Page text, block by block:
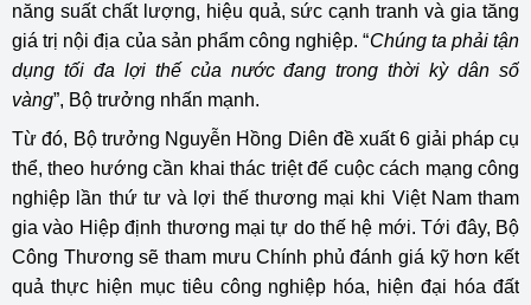
năng suất chất lượng, hiệu quả, sức cạnh tranh và gia tăng
giá trị nội địa của sản phẩm công nghiệp. “Chúng ta phải tận
dụng tối đa lợi thế của nước đang trong thời kỳ dân số
vàng”, Bộ trưởng nhấn mạnh.
Từ đó, Bộ trưởng Nguyễn Hồng Diên đề xuất 6 giải pháp cụ
thể, theo hướng cần khai thác triệt để cuộc cách mạng công
nghiệp lần thứ tư và lợi thế thương mại khi Việt Nam tham
gia vào Hiệp định thương mại tự do thế hệ mới. Tới đây, Bộ
Công Thương sẽ tham mưu Chính phủ đánh giá kỹ hơn kết
quả thực hiện mục tiêu công nghiệp hóa, hiện đại hóa đất